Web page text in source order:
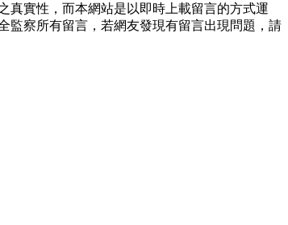
真實性，而本網站是以即時上載留言的方式運
監察所有留言，若網友發現有留言出現問題，請